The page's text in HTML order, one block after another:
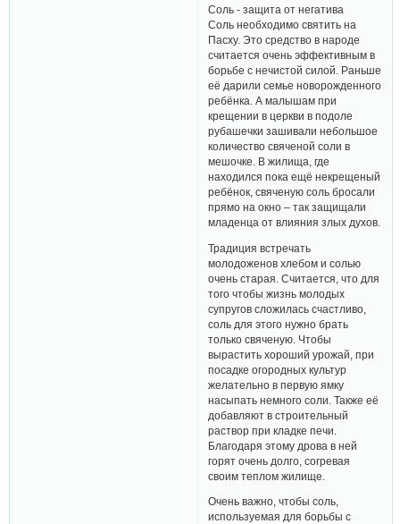
Соль - защита от негатива
Соль необходимо святить на
Пасху. Это средство в народе
считается очень эффективным в
борьбе с нечистой силой. Раньше
её дарили семье новорожденного
ребёнка. А малышам при
крещении в церкви в подоле
рубашечки зашивали небольшое
количество свяченой соли в
мешочке. В жилища, где
находился пока ещё некрещеный
ребёнок, свяченую соль бросали
прямо на окно – так защищали
младенца от влияния злых духов.
Традиция встречать
молодоженов хлебом и солью
очень старая. Считается, что для
того чтобы жизнь молодых
супругов сложилась счастливо,
соль для этого нужно брать
только свяченую. Чтобы
вырастить хороший урожай, при
посадке огородных культур
желательно в первую ямку
насыпать немного соли. Также её
добавляют в строительный
раствор при кладке печи.
Благодаря этому дрова в ней
горят очень долго, согревая
своим теплом жилище.
Очень важно, чтобы соль,
используемая для борьбы с